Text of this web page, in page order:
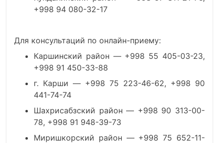
+998 94 080-32-17
Для консультаций по онлайн-приему:
Каршинский район — +998 55 405-03-23,
+998 91 450-33-88
г. Карши — +998 75 223-46-62, +998 90
441-74-74
Шахрисабзский район — +998 90 313-00-
78, +998 91 948-39-73
Миришкорский район — +998 75 652-11-